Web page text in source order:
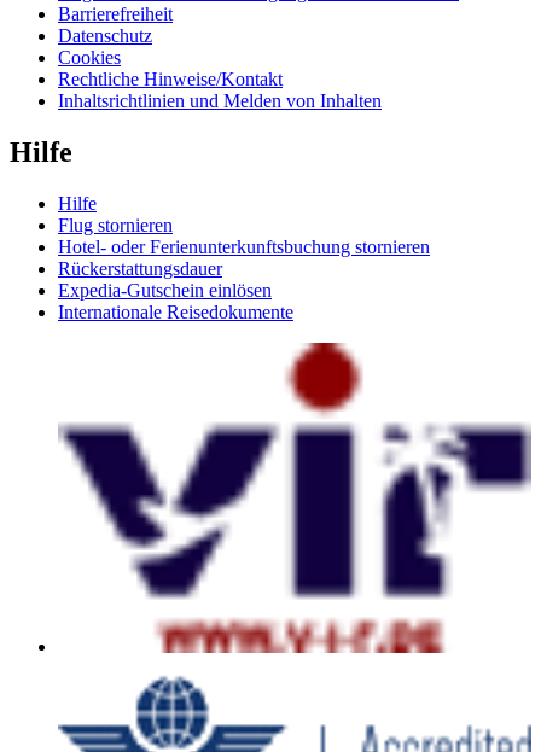
Barrierefreiheit
Datenschutz
Cookies
Rechtliche Hinweise/Kontakt
Inhaltsrichtlinien und Melden von Inhalten
Hilfe
Hilfe
Flug stornieren
Hotel- oder Ferienunterkunftsbuchung stornieren
Rückerstattungsdauer
Expedia-Gutschein einlösen
Internationale Reisedokumente